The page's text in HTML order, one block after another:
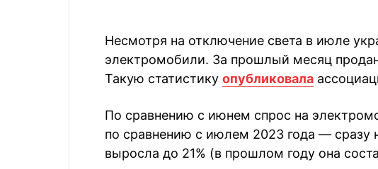
Несмотря на отключение света в июле
электромобили. За прошлый месяц
Такую статистику опубликовала
По сравнению с июнем спрос на
по сравнению с июлем 2023 года — сразу
выросла до 21% (в прошлом году она